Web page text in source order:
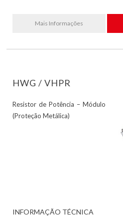
Mais Informações
HWG / VHPR
Resistor de Potência – Módulo
(Proteção Metálica)
INFORMAÇÃO TÉCNICA